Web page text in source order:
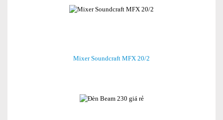
Mixer Soundcraft MFX 20/2